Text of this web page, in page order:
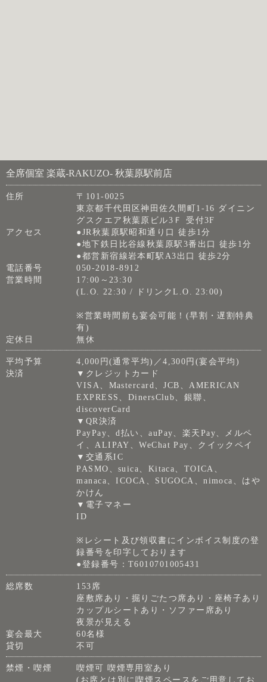
全席個室 楽蔵‐RAKUZO‐ 秋葉原駅前店
住所
〒101-0025
東京都千代田区神田佐久間町1-16 ダイニン
グスクエア秋葉原ビル3Ｆ 受付3F
アクセス
●JR秋葉原駅昭和通り口 徒歩1分
●地下鉄日比谷線秋葉原駅3番出口 徒歩1分
●都営新宿線岩本町駅A3出口 徒歩2分
電話番号
050-2018-8912
営業時間
17:00～23:30
(L.O. 22:30 / ドリンクL.O. 23:00)
※営業時間前も宴会可能！(早割・遅割特典
有)
定休日
無休
平均予算
4,000円(通常平均)／4,300円(宴会平均)
決済
▼クレジットカード
VISA、Mastercard、JCB、AMERICAN
EXPRESS、DinersClub、銀聯、
discoverCard
▼QR決済
PayPay、d払い、auPay、楽天Pay、メルペ
イ、ALIPAY、WeChat Pay、クイックペイ
▼交通系IC
PASMO、suica、Kitaca、TOICA、
manaca、ICOCA、SUGOCA、nimoca、はや
かけん
▼電子マネー
ID
※レシート及び領収書にインボイス制度の登
録番号を印字しております
●登録番号：T6010701005431
総席数
153席
座敷席あり・掘りごたつ席あり・座椅子あり
カップルシートあり・ソファー席あり
夜景が見える
宴会最大
60名様
貸切
不可
禁煙・喫煙
喫煙可 喫煙専用室あり
(お席とは別に喫煙スペースをご用意してお